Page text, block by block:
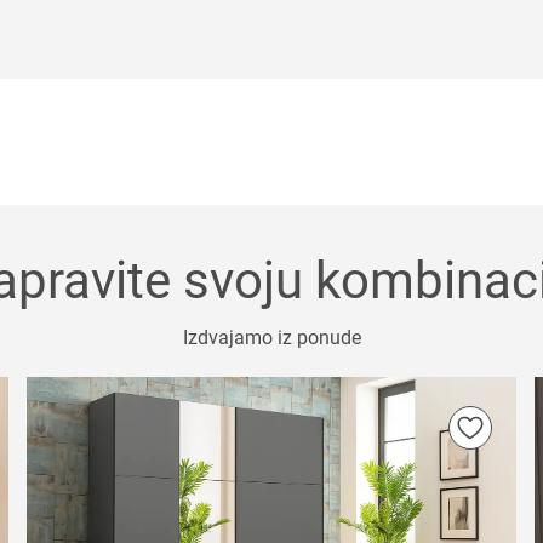
svoju
Izdvajamo iz ponude